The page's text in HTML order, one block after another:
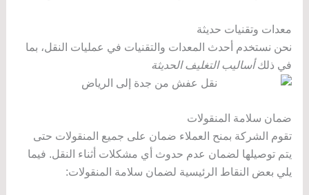
معدات وتقنيات حديثة
نحن نستخدم أحدث المعدات والتقنيات في عمليات النقل، بما
في ذلكأساليب التغليف الحديثة
ضمان سلامة المنقولات
تقوم الشركة بمنح العملاء ضمان على جميع المنقولات حتى
يتم توصيلها لضمان عدم حدوث أي مشكلات أثناء النقل. فيما
يلي بعض النقاط الرئيسية لضمان سلامة المنقولات: